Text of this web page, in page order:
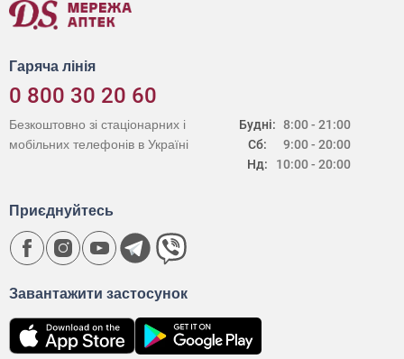
Гаряча лінія
0 800 30 20 60
Будні:
Сб:
Нд:
8:00 - 21:00
9:00 - 20:00
10:00 - 20:00
Безкоштовно зі стаціонарних і
мобільних телефонів в Україні
Завантажити застосунок
Приєднуйтесь